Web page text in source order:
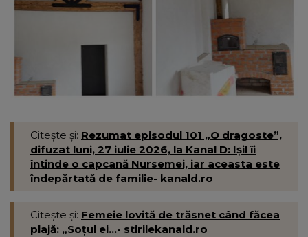
Citește și: Rezumat episodul 101 „O dragoste”,
difuzat luni, 27 iulie 2026, la Kanal D: Ișil îi
întinde o capcană Nursemei, iar aceasta este
îndepărtată de familie- kanald.ro
Citește și: Femeie lovită de trăsnet când făcea
plajă: „Soțul ei...- stirilekanald.ro